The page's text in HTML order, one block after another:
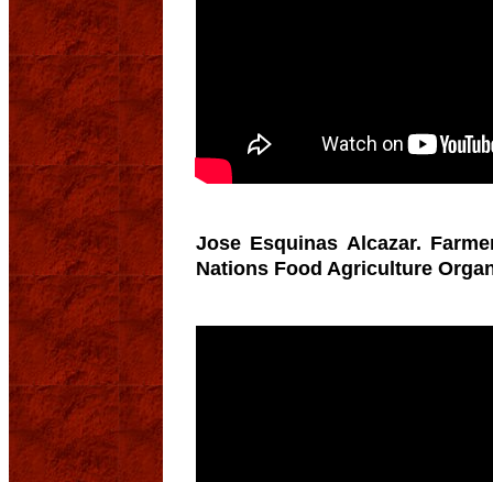
Jose Esquinas Alcazar.
Nations Food Agriculture